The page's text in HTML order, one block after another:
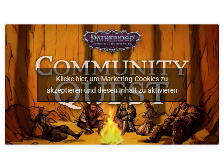
Klicke hier, um Marketing-Cookies zu
akzeptieren und diesen Inhalt zu aktivieren